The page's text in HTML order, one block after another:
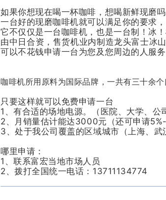
如果你想现在喝一杯咖啡，想喝新鲜现磨
一台好的现磨咖啡机就可以满足你的要求，
它不仅仅是一台咖啡机，也是一台制！冰！
由中日合资，售货机业内制造龙头富士冰
可以不花钱申请一台为您及您周边的人服务
咖啡机所用原料为国际品牌，一共有三十余
只要这样就可以免费申请一台
1、有合适的场地电源。（医院、大学、公
2、月销量估计能达3000元（还可申请5%-
3、处于我公司覆盖的区域城市（上海、武
哪里申请：
1、联系富宏当地市场人员
2、拨打全国统一电话：13711134774